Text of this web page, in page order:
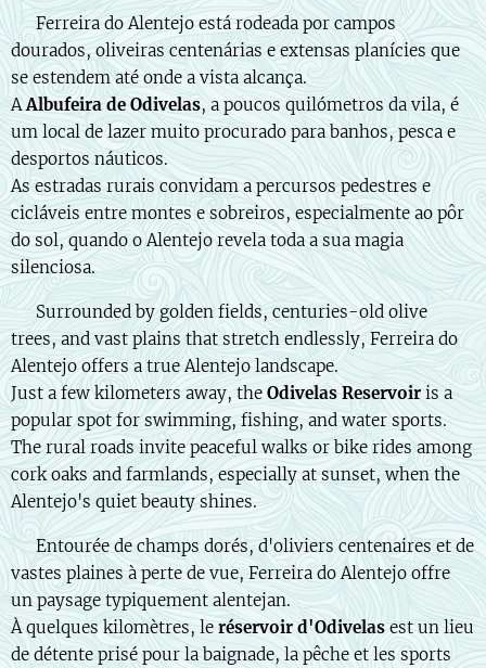
🇵🇹 Ferreira do Alentejo está rodeada por campos
dourados, oliveiras centenárias e extensas planícies que
se estendem até onde a vista alcança.
AAlbufeira de Odivelas, a poucos quilómetros da vila, é
um local de lazer muito procurado para banhos, pesca e
desportos náuticos.
As estradas rurais convidam a percursos pedestres e
cicláveis entre montes e sobreiros, especialmente ao pôr
do sol, quando o Alentejo revela toda a sua magia
silenciosa.
🇬🇧 Surrounded by golden fields, centuries-old olive
trees, and vast plains that stretch endlessly, Ferreira do
Alentejo offers a true Alentejo landscape.
Just a few kilometers away, the Odivelas Reservoir is a
popular spot for swimming, fishing, and water sports.
The rural roads invite peaceful walks or bike rides among
cork oaks and farmlands, especially at sunset, when the
Alentejo's quiet beauty shines.
🇫🇷 Entourée de champs dorés, d'oliviers centenaires et de
vastes plaines à perte de vue, Ferreira do Alentejo offre
un paysage typiquement alentejan.
À quelques kilomètres, leréservoir d'Odivelasest un lieu
de détente prisé pour la baignade, la pêche et les sports